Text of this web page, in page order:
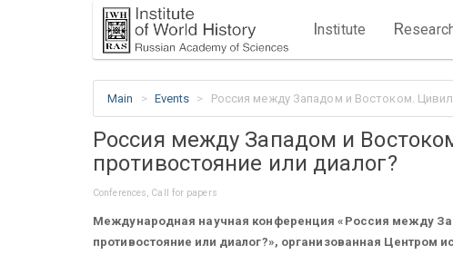
Institute R
Main Events Россия между Западом и Востоком.
Россия между Западом и
противостояние или диалог?
Conferences, Call for papers
Международная научная конференция «Россия между
противостояние или диалог?», организованная Центром